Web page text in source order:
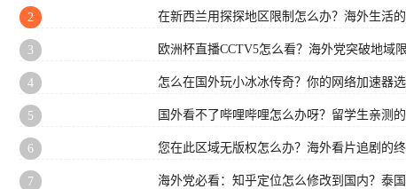
2 在新西兰用探探地区限制怎么办？海外生活
3 欧洲杯直播CCTV5怎么看？海外党突破地域
4 怎么在国外玩小冰冰传奇？你的网络加速器选
5 国外看不了哔哩哔哩怎么办呀？留学生亲测
6 您在此区域无版权怎么办？海外看片追剧的
7 海外党必看：知乎定位怎么修改到国内？泰